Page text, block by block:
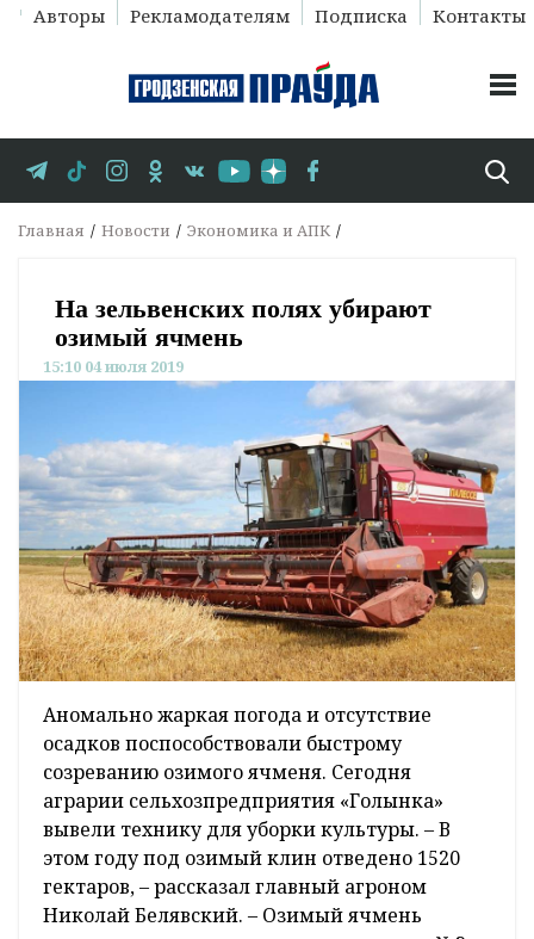
Авторы Рекламодателям Подписка Контакты
Главная Новости Экономика и АПК
На зельвенских полях убирают
озимый ячмень
15:10 04 июля 2019
Аномально жаркая погода и отсутствие
осадков поспособствовали быстрому
созреванию озимого ячменя. Сегодня
аграрии сельхозпредприятия «Голынка»
вывели технику для уборки культуры. – В
этом году под озимый клин отведено 1520
гектаров, – рассказал главный агроном
Николай Белявский. – Озимый ячмень